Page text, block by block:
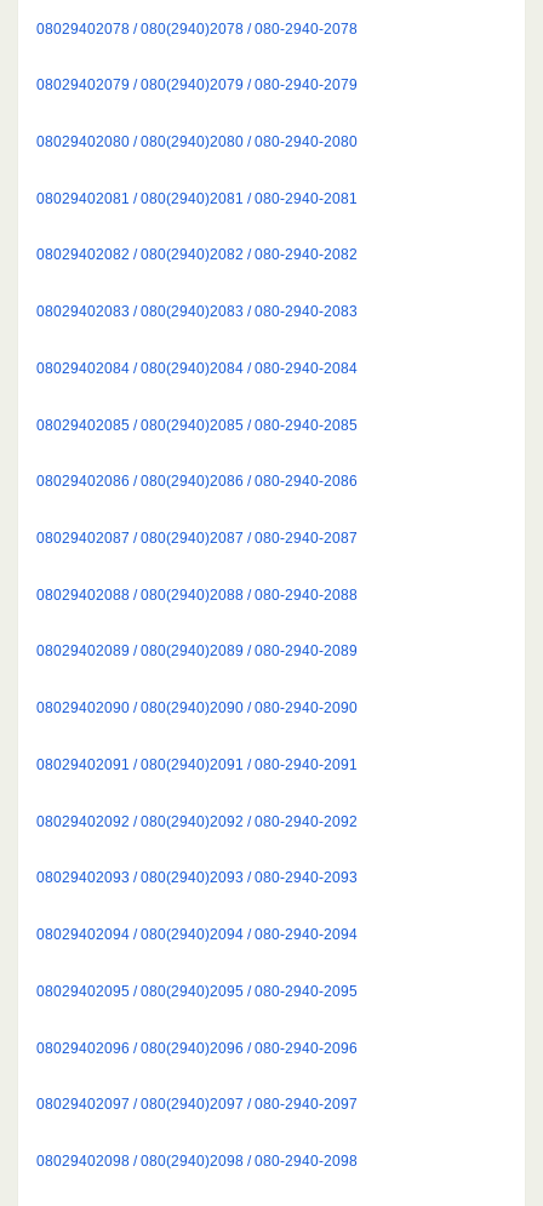
08029402078 / 080(2940)2078 / 080-2940-2078
08029402079 / 080(2940)2079 / 080-2940-2079
08029402080 / 080(2940)2080 / 080-2940-2080
08029402081 / 080(2940)2081 / 080-2940-2081
08029402082 / 080(2940)2082 / 080-2940-2082
08029402083 / 080(2940)2083 / 080-2940-2083
08029402084 / 080(2940)2084 / 080-2940-2084
08029402085 / 080(2940)2085 / 080-2940-2085
08029402086 / 080(2940)2086 / 080-2940-2086
08029402087 / 080(2940)2087 / 080-2940-2087
08029402088 / 080(2940)2088 / 080-2940-2088
08029402089 / 080(2940)2089 / 080-2940-2089
08029402090 / 080(2940)2090 / 080-2940-2090
08029402091 / 080(2940)2091 / 080-2940-2091
08029402092 / 080(2940)2092 / 080-2940-2092
08029402093 / 080(2940)2093 / 080-2940-2093
08029402094 / 080(2940)2094 / 080-2940-2094
08029402095 / 080(2940)2095 / 080-2940-2095
08029402096 / 080(2940)2096 / 080-2940-2096
08029402097 / 080(2940)2097 / 080-2940-2097
08029402098 / 080(2940)2098 / 080-2940-2098